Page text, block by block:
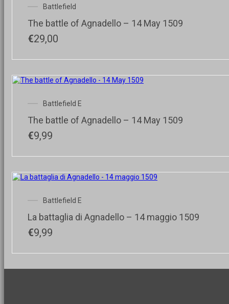
Battlefield
The battle of Agnadello – 14 May 1509
€29,00
Battlefield E
The battle of Agnadello – 14 May 1509
€9,99
Battlefield E
La battaglia di Agnadello – 14 maggio 1509
€9,99